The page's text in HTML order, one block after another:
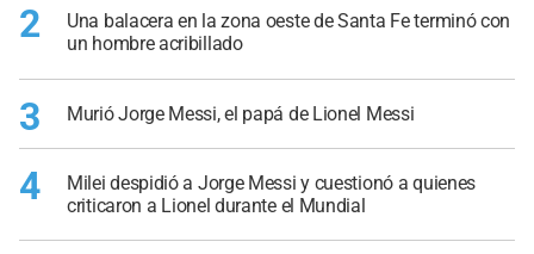
2
Una balacera en la zona oeste de Santa Fe terminó con
un hombre acribillado
3 Murió Jorge Messi, el papá de Lionel Messi
4
Milei despidió a Jorge Messi y cuestionó a quienes
criticaron a Lionel durante el Mundial